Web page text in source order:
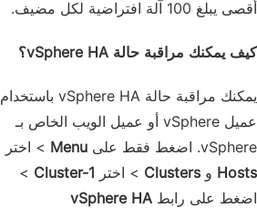
أقصى يبلغ 100 آلة افتراضية لكل مضيف.
كيف يمكنك مراقبة حالة vSphere HA؟
يمكنك مراقبة حالة vSphere HA باستخدام
عميل vSphere أو عميل الويب الخاص بـ
vSphere. اضغط فقط على
Menu > اختر
Hosts وClusters > اختر Cluster-1
>
اضغط على رابط vSphere HA